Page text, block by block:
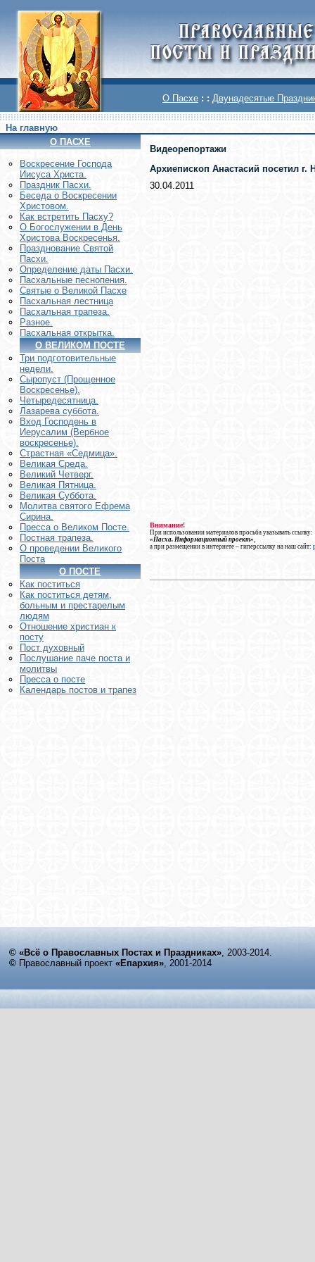
О Пасхе : : Двунадесятые
На главную
О ПАСХЕ
Воскреcение Господа
Иисуса Христа.
Праздник Пасхи.
Беседа о Воскресении
Христовом.
Как встретить Пасху?
О Богослужении в День
Христова Воскресенья.
Празднование Святой
Пасхи.
Определение даты Пасхи.
Пасхальные песнопения.
Святые о Великой Пасхе
Пасхальная лестница
Пасхальная трапеза.
Разное.
Пасхальная открытка.
О ВЕЛИКОМ ПОСТЕ
Три подготовительные
недели.
Сыропуст (Прощенное
Воскресенье).
Четыредесятница.
Лазарева суббота.
Вход Господень в
Иерусалим (Вербное
воскресенье).
Страстная «Седмица».
Великая Среда.
Великий Четверг.
Великая Пятница.
Великая Суббота.
Молитва святого Ефрема
Сирина.
Пресса о Великом Посте.
Постная трапеза.
О проведении Великого
Поста
О ПОСТЕ
Как поститься
Как поститься детям,
больным и престарелым
людям
Отношение христиан к
посту
Пост духовный
Послушание паче поста и
молитвы
Пресса о посте
Календарь постов и трапез
Видеорепортажи
Архиепископ Анастасий посетил
30.04.2011
Внимание!
При использовании материалов просьба указывать ссылку:
«Пасха. Информационный проект»,
а при размещении в интернете – гиперссылку на наш сайт:
© «Всё о Православных Постах и Праздниках», 2003-2014.
© Православный проект «Епархия», 2001-2014